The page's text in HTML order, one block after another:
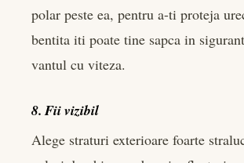
polar peste ea, pentru a-ti proteja
bentita iti poate tine sapca in
vantul cu viteza.
8. Fii vizibil
Alege straturi exterioare foarte